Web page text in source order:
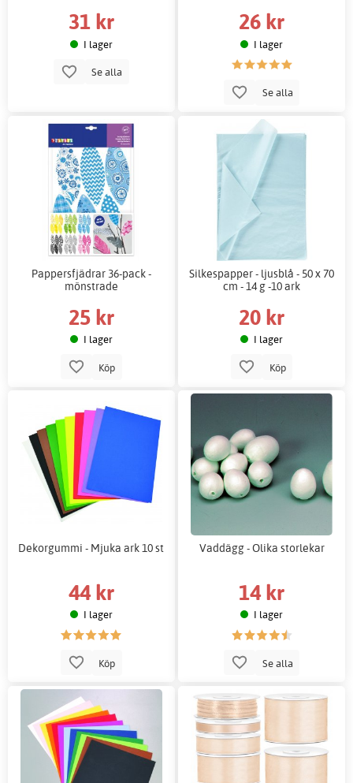
31 kr
I lager
Se alla
26 kr
I lager
Se alla
Pappersfjädrar 36-pack -
mönstrade
25 kr
I lager
Köp
Silkespapper - ljusblå - 50 x 70
cm - 14 g -10 ark
20 kr
I lager
Köp
Dekorgummi - Mjuka ark 10 st
44 kr
I lager
Köp
Vaddägg - Olika storlekar
14 kr
I lager
Se alla